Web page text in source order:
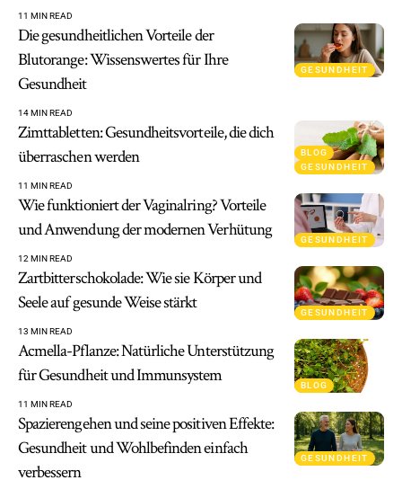
11 MIN READ
GESUNDHEIT
Die gesundheitlichen Vorteile der
Blutorange: Wissenswertes für Ihre
Gesundheit
14 MIN READ
BLOG
GESUNDHEIT
Zimttabletten: Gesundheitsvorteile, die dich
überraschen werden
11 MIN READ
GESUNDHEIT
Wie funktioniert der Vaginalring? Vorteile
und Anwendung der modernen Verhütung
12 MIN READ
GESUNDHEIT
Zartbitterschokolade: Wie sie Körper und
Seele auf gesunde Weise stärkt
13 MIN READ
BLOG
Acmella-Pflanze: Natürliche Unterstützung
für Gesundheit und Immunsystem
11 MIN READ
GESUNDHEIT
Spazierengehen und seine positiven Effekte:
Gesundheit und Wohlbefinden einfach
verbessern